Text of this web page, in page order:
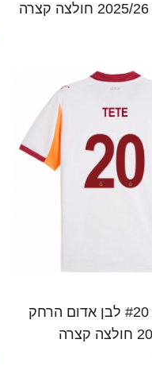
ילדים טטה #20 לבן אדום הרחק